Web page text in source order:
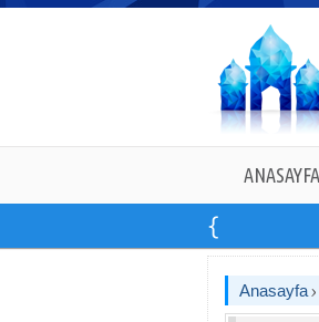
ANASAYFA
Anasayfa